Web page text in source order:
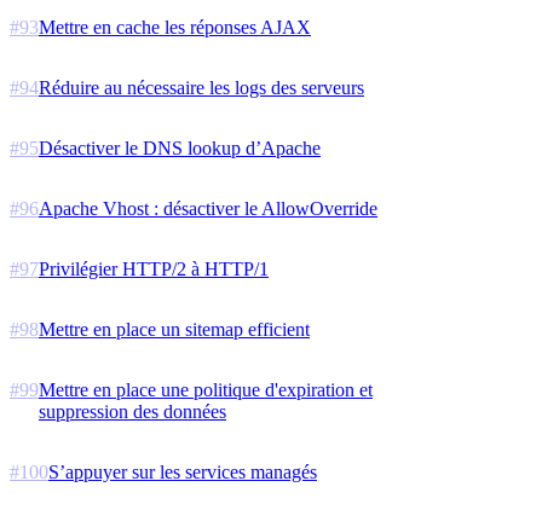
#93Mettre en cache les réponses AJAX
#94Réduire au nécessaire les logs des serveurs
#95Désactiver le DNS lookup d’Apache
#96Apache Vhost : désactiver le AllowOverride
#97Privilégier HTTP/2 à HTTP/1
#98Mettre en place un sitemap efficient
#99Mettre en place une politique d'expiration et
suppression des données
#100S’appuyer sur les services managés